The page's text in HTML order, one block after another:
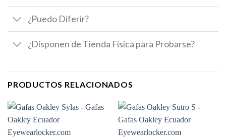
¿Puedo Diferir?
¿Disponen de Tienda Física para Probarse?
PRODUCTOS RELACIONADOS